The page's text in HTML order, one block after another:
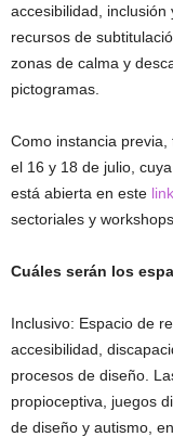
accesibilidad, inclusión
recursos de
zonas de calma y
pictogramas.
Como instancia
el 16 y 18 de julio,
está abierta en este link
sectoriales y workshops.
Cuáles serán los
Inclusivo: Espacio de
accesibilidad,
procesos de diseño.
propioceptiva, juegos
de diseño y autismo,